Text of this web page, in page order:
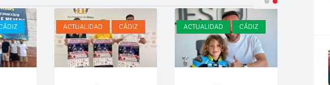
ACTUALIDAD CÁDIZ ACTUALIDAD CÁDIZ